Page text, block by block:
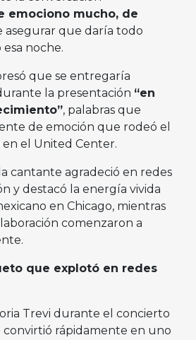
emociono mucho, de
asegurar que daría todo
noche.
que se entregaría
la presentación “en
, palabras que
de emoción que rodeó el
el United Center.
cantante agradeció en redes
y destacó la energía vivida
en Chicago, mientras
comenzaron a
que explotó en redes
Trevi durante el concierto
convirtió rápidamente en uno